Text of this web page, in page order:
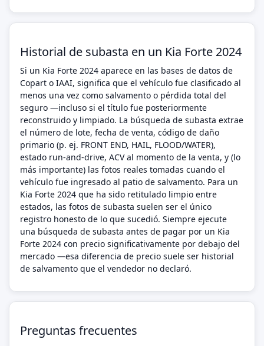
Historial de subasta en un Kia Forte 2024
Si un Kia Forte 2024 aparece en las bases de datos de
Copart o IAAI, significa que el vehículo fue clasificado al
menos una vez como salvamento o pérdida total del
seguro —incluso si el título fue posteriormente
reconstruido y limpiado. La búsqueda de subasta extrae
el número de lote, fecha de venta, código de daño
primario (p. ej. FRONT END, HAIL, FLOOD/WATER),
estado run-and-drive, ACV al momento de la venta, y (lo
más importante) las fotos reales tomadas cuando el
vehículo fue ingresado al patio de salvamento. Para un
Kia Forte 2024 que ha sido retitulado limpio entre
estados, las fotos de subasta suelen ser el único
registro honesto de lo que sucedió. Siempre ejecute
una búsqueda de subasta antes de pagar por un Kia
Forte 2024 con precio significativamente por debajo del
mercado —esa diferencia de precio suele ser historial
de salvamento que el vendedor no declaró.
Preguntas frecuentes